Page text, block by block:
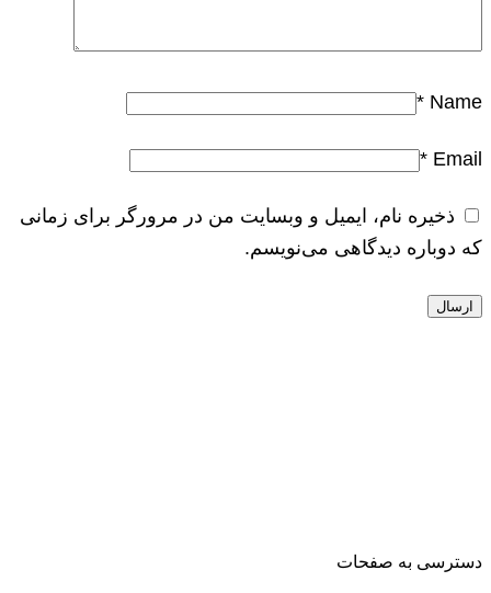
Name
*
Email
*
ذخیره نام، ایمیل و وبسایت من در مرورگر برای زمانی
که دوباره دیدگاهی می‌نویسم.
دسترسی به صفحات